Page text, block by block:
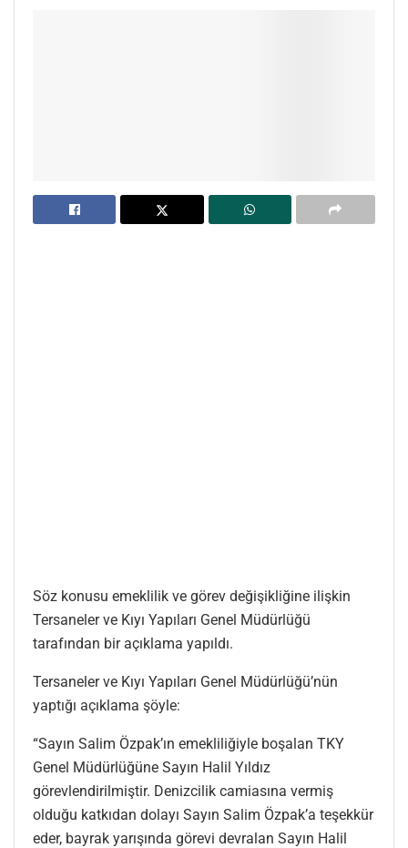
Söz konusu emeklilik ve görev değişikliğine ilişkin
Tersaneler ve Kıyı Yapıları Genel Müdürlüğü
tarafından bir açıklama yapıldı.
Tersaneler ve Kıyı Yapıları Genel Müdürlüğü’nün
yaptığı açıklama şöyle:
“Sayın Salim Özpak’ın emekliliğiyle boşalan TKY
Genel Müdürlüğüne Sayın Halil Yıldız
görevlendirilmiştir. Denizcilik camiasına vermiş
olduğu katkıdan dolayı Sayın Salim Özpak’a teşekkür
eder, bayrak yarışında görevi devralan Sayın Halil